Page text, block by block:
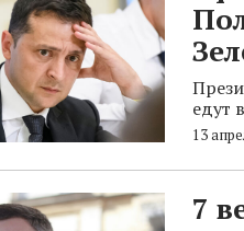
едут
13
7